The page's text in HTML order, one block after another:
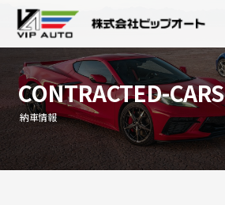
CONTRACTED-CARS
納車情報